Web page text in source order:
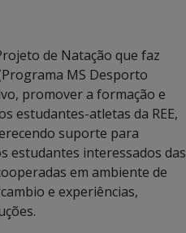
de Natação que faz
MS Desporto
promover a formação e
estudantes-atletas da REE,
suporte para
estudantes interessados das
em ambiente de
e experiências,